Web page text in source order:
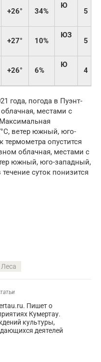
+26° 34%
Ю
5
+27° 10%
ЮЗ
5
+26° 6%
Ю
4
года, погода в Пуэнт-
местами с
ветер южный, юго-
термометра опустится
облачная, местами с
южный, юго-западный,
суток понизится
Леса
Пишет о
Кумертау.
культуры,
деятелей